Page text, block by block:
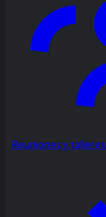
Reuniones y talleres